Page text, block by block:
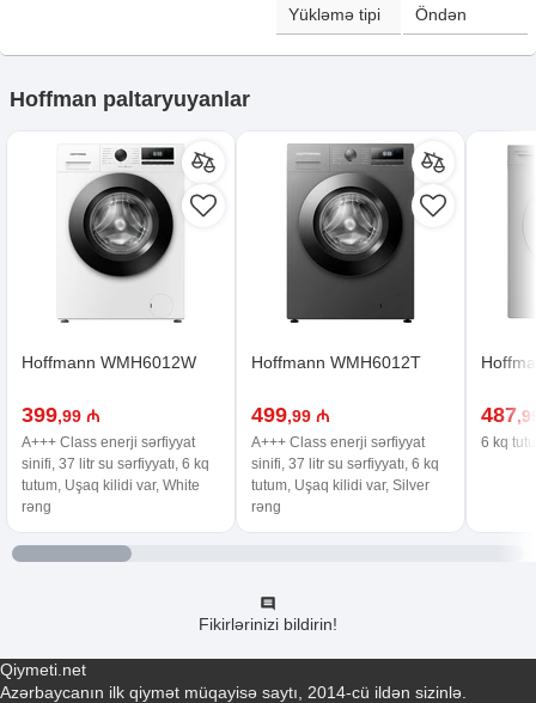
Yükləmə tipi Öndən
Hoffman paltaryuyanlar
Hoffmann WMH6012W
399,99 ₼
A+++ Class enerji sərfiyyat
sinifi, 37 litr su sərfiyyatı, 6 kq
tutum, Uşaq kilidi var, White
rəng
Hoffmann WMH6012T
499,99 ₼
A+++ Class enerji sərfiyyat
sinifi, 37 litr su sərfiyyatı, 6 kq
tutum, Uşaq kilidi var, Silver
rəng
487
6 kq
Fikirlərinizi bildirin!
Qiymeti.net
Azərbaycanın ilk qiymət müqayisə saytı, 2014-cü ildən sizinlə.